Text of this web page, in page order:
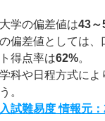
学の偏差値は43～
偏差値としては、
得点率は62%。
科や日程方式に
。
試難易度 情報元